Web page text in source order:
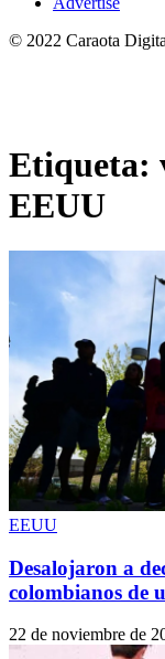
© 2022 Caraota
Etiqueta:
EEUU
EEUU
Desalojaron a
colombianos de
22 de noviembre de